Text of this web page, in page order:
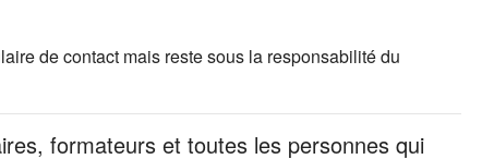
de contact mais reste sous la responsabilité du
formateurs et toutes les personnes qui